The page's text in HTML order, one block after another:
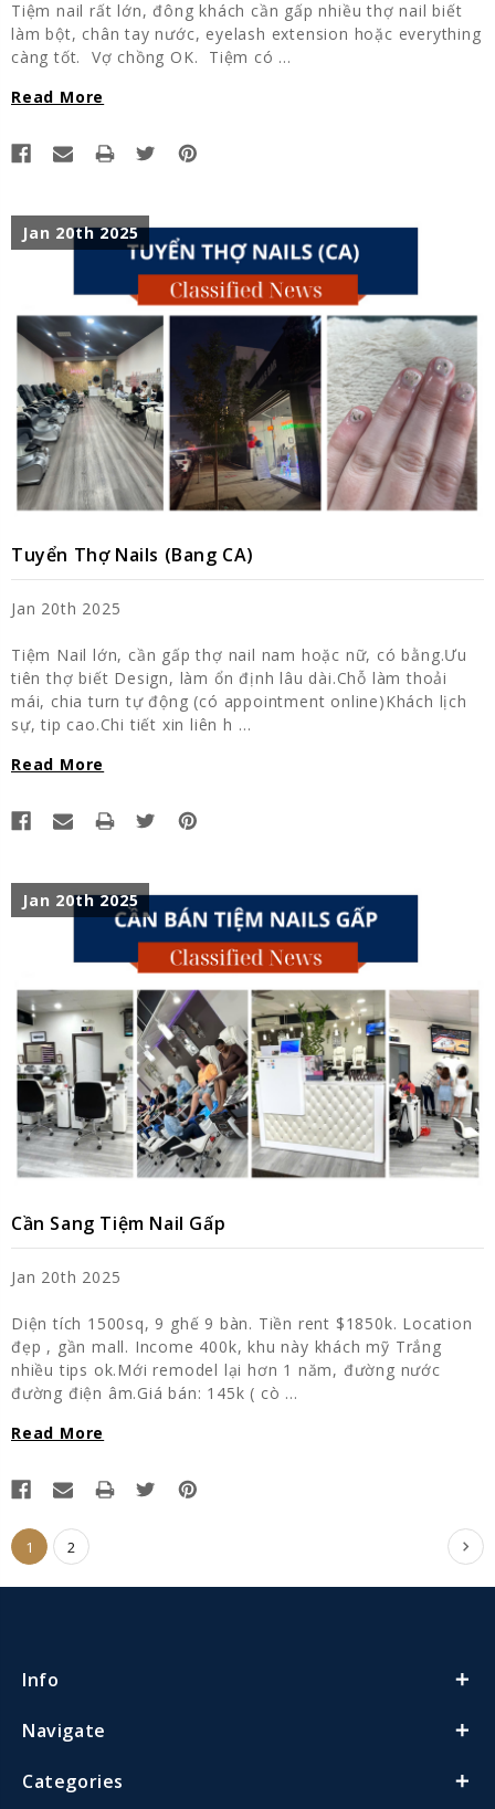
Tiệm nail rất lớn, đông khách cần gấp nhiều thợ nail biết
làm bột, chân tay nước, eyelash extension hoặc everything
càng tốt. Vợ chồng OK. Tiệm có …
Read More
Jan 20th 2025
Tuyển Thợ Nails (Bang CA)
Jan 20th 2025
Tiệm Nail lớn, cần gấp thợ nail nam hoặc nữ, có bằng.Ưu
tiên thợ biết Design, làm ổn định lâu dài.Chỗ làm thoải
mái, chia turn tự động (có appointment online)Khách lịch
sự, tip cao.Chi tiết xin liên h …
Read More
Jan 20th 2025
Cần Sang Tiệm Nail Gấp
Jan 20th 2025
Diện tích 1500sq, 9 ghế 9 bàn. Tiền rent $1850k. Location
đẹp , gần mall. Income 400k, khu này khách mỹ Trắng
nhiều tips ok.Mới remodel lại hơn 1 năm, đường nước
đường điện âm.Giá bán: 145k ( cò …
Read More
1 2
Info
Navigate
Categories